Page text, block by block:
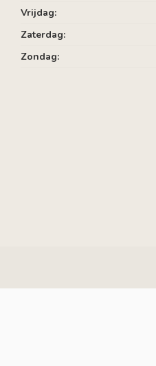
Vrijdag:
Zaterdag:
Zondag: